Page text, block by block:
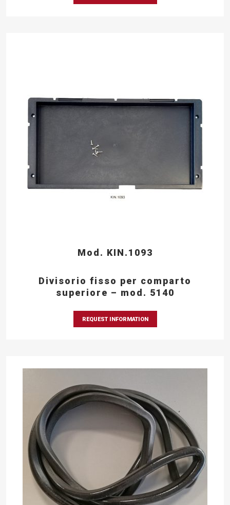
Mod. KIN.1093
Divisorio fisso per comparto
superiore – mod. 5140
REQUEST INFORMATION